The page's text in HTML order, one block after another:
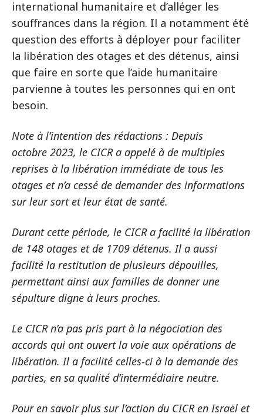
international humanitaire et d’alléger les
souffrances dans la région. Il a notamment été
question des efforts à déployer pour faciliter
la libération des otages et des détenus, ainsi
que faire en sorte que l’aide humanitaire
parvienne à toutes les personnes qui en ont
besoin.
Note à l’intention des rédactions : Depuis
octobre 2023, le CICR a appelé à de multiples
reprises à la libération immédiate de tous les
otages et n’a cessé de demander des informations
sur leur sort et leur état de santé.
Durant cette période, le CICR a facilité la libération
de 148 otages et de 1709 détenus. Il a aussi
facilité la restitution de plusieurs dépouilles,
permettant ainsi aux familles de donner une
sépulture digne à leurs proches.
Le CICR n’a pas pris part à la négociation des
accords qui ont ouvert la voie aux opérations de
libération. Il a facilité celles-ci à la demande des
parties, en sa qualité d’intermédiaire neutre.
Pour en savoir plus sur l’action du CICR en Israël et